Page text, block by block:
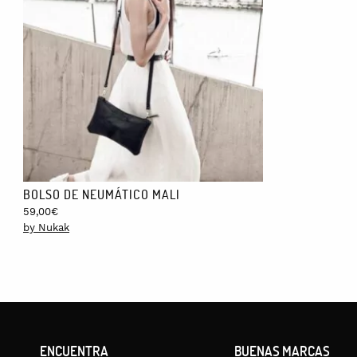
BOLSO DE NEUMÁTICO MALI
59,00€
by Nukak
ENCUENTRA BUENAS MARCAS